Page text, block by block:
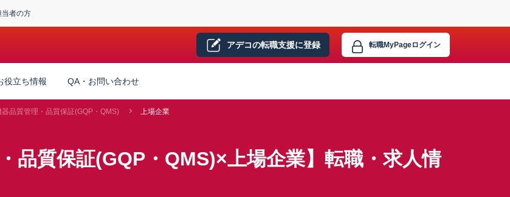
当者の方
アデコの転職支援に登録 転職MyPageログイン
役立ち情報 QA・お問い合わせ
器品質管理・品質保証(GQP・QMS) 上場企業
品質保証(GQP・QMS)×上場企業】転職・求人情